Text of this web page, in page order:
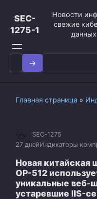
контенту
SEC-
1275-1
Новости
свежие
Search
for:
Главная страница »
SEC-1275
27 днейИндикаторы
Новая китайская
OP-512
уникальные веб-
устаревшие IIS-